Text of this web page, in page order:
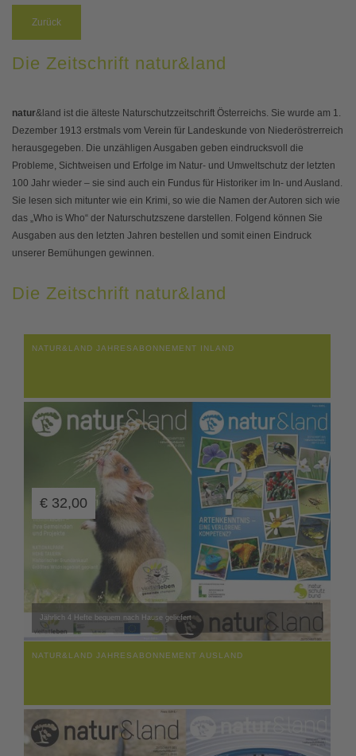
Zurück
Die Zeitschrift natur&land
natur&land ist die älteste Naturschutzzeitschrift Österreichs. Sie wurde am 1.
Dezember 1913 erstmals vom Verein für Landeskunde von Niederöstrerreich
herausgegeben. Die unzähligen Ausgaben geben eindrucksvoll die
Probleme, Sichtweisen und Erfolge im Natur- und Umweltschutz der letzten
100 Jahr wieder – sie sind auch ein Fundus für Historiker im In- und Ausland.
Sie lesen sich mitunter wie ein Krimi, so wie die Namen der Autoren sich wie
das „Who is Who“ der Naturschutzszene darstellen. Folgend können Sie
Ausgaben aus den letzten Jahren bestellen und somit einen Eindruck
unserer Bemühungen gewinnen.
Die Zeitschrift natur&land
NATUR&LAND JAHRESABONNEMENT INLAND
Jährlich 4 Hefte bequem nach Hause geliefert
€ 32,00
NATUR&LAND JAHRESABONNEMENT AUSLAND